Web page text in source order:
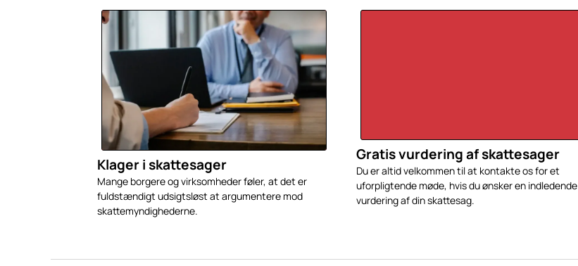
Klager i skattesager
Mange borgere og virksomheder føler, at det er
fuldstændigt udsigtsløst at argumentere mod
skattemyndighederne.
Gratis vurdering af skattesager
Du er altid velkommen til at kontakte os for et
uforpligtende møde, hvis du ønsker en indledende
vurdering af din skattesag.